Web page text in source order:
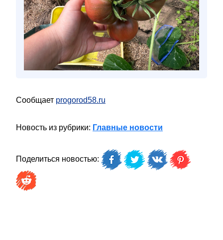
Сообщает progorod58.ru
Новость из рубрики: Главные новости
Поделиться новостью: